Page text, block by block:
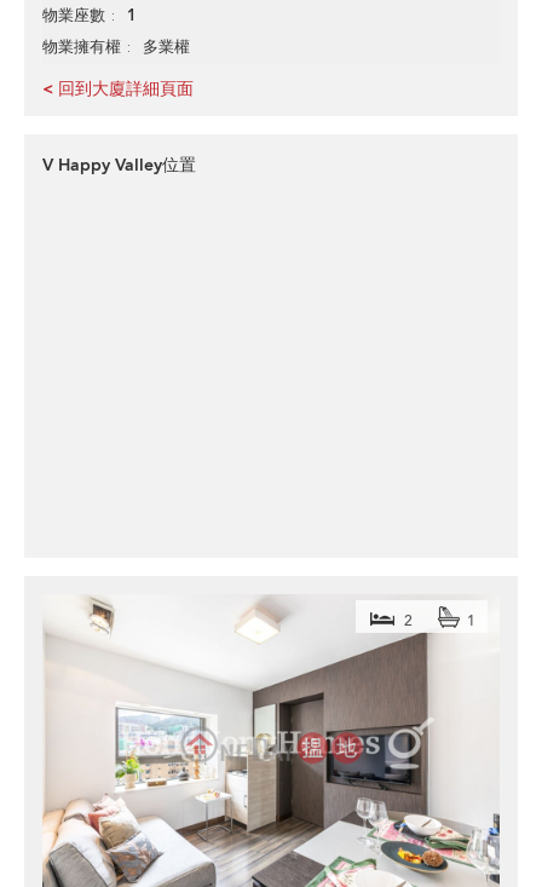
物業座數 1
物業擁有權 多業權
< 回到大廈詳細頁面
V Happy Valley位置
2 1